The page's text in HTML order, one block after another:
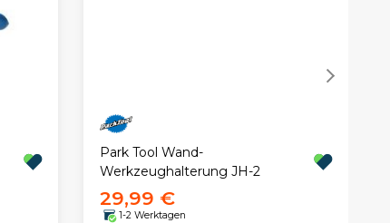
Park Tool Wand-
Werkzeughalterung JH-2
29,99 €
1-2 Werktagen